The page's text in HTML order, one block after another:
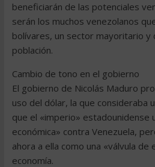
beneficiarán de las potenciales
serán los muchos venezolanos
bolívares, un sector mayoritario y
población.
Cambio de tono en el gobierno
El gobierno de Nicolás Maduro
uso del dólar, la que consideraba
que el «imperio» estadounidense
económica» contra Venezuela,
ahora a ella como una «válvula de
economía.